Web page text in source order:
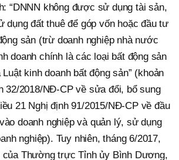
“DNNN không được sử dụng tài sản,
dụng đất thuê để góp vốn hoặc đầu tư
sản (trừ doanh nghiệp nhà nước
doanh chính là các loại bất động sản
kinh doanh bất động sản” (khoản
32/2018/NĐ-CP về sửa đổi, bổ sung
21 Nghị định 91/2015/NĐ-CP về đầu
doanh nghiệp và quản lý, sử dụng
nghiệp). Tuy nhiên, tháng 6/2017,
Thường trực Tỉnh ủy Bình Dương,